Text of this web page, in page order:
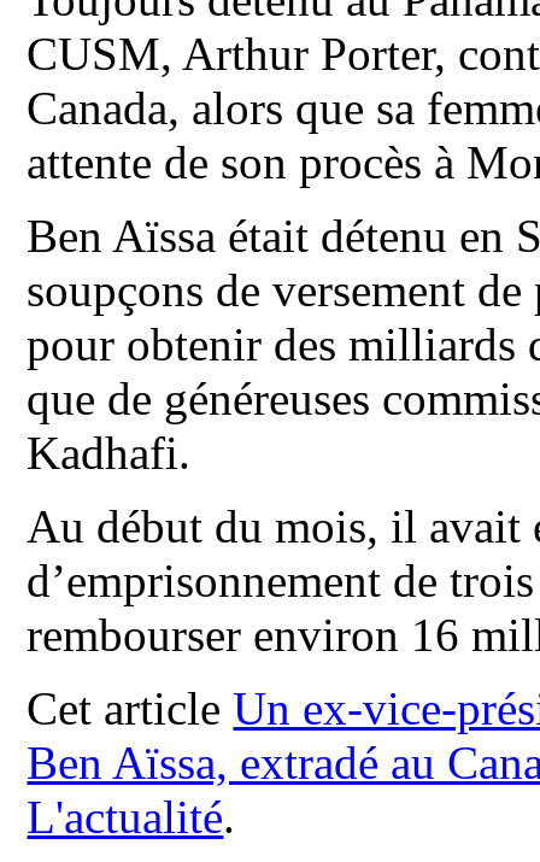
CUSM, Arthur Porter,
Canada, alors que sa
attente de son procès à
Ben Aïssa était détenu en
soupçons de versement
pour obtenir des
que de généreuses
Kadhafi.
Au début du mois, il avait
d’emprisonnement de
rembourser environ 16
Cet articleUn ex-vice-
Ben Aïssa, extradé au
L'actualité.